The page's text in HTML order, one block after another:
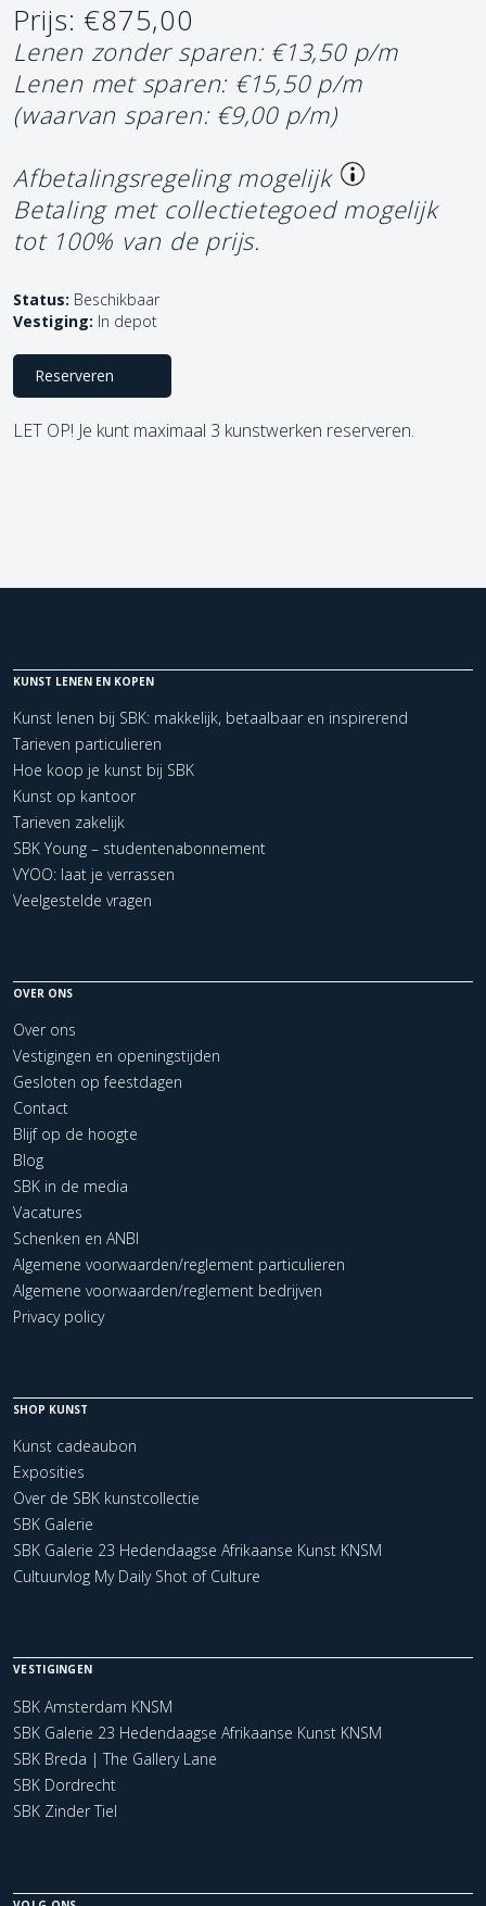
Prijs: €875,00
Lenen zonder sparen: €13,50 p/m
Lenen met sparen: €15,50 p/m
(waarvan sparen: €9,00 p/m)
Afbetalingsregeling mogelijk
Betaling met collectietegoed mogelijk
tot 100% van de prijs.
Status: Beschikbaar
Vestiging: In depot
Reserveren
LET OP! Je kunt maximaal 3 kunstwerken reserveren.
KUNST LENEN EN KOPEN
Kunst lenen bij SBK: makkelijk, betaalbaar en inspirerend
Tarieven particulieren
Hoe koop je kunst bij SBK
Kunst op kantoor
Tarieven zakelijk
SBK Young – studentenabonnement
VYOO: laat je verrassen
Veelgestelde vragen
OVER ONS
Over ons
Vestigingen en openingstijden
Gesloten op feestdagen
Contact
Blijf op de hoogte
Blog
SBK in de media
Vacatures
Schenken en ANBI
Algemene voorwaarden/reglement particulieren
Algemene voorwaarden/reglement bedrijven
Privacy policy
SHOP KUNST
Kunst cadeaubon
Exposities
Over de SBK kunstcollectie
SBK Galerie
SBK Galerie 23 Hedendaagse Afrikaanse Kunst KNSM
Cultuurvlog My Daily Shot of Culture
VESTIGINGEN
SBK Amsterdam KNSM
SBK Galerie 23 Hedendaagse Afrikaanse Kunst KNSM
SBK Breda | The Gallery Lane
SBK Dordrecht
SBK Zinder Tiel